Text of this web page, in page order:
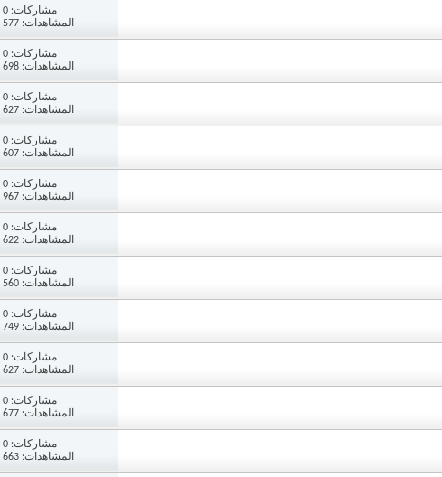
مشاركات: 0
المشاهدات: 577
مشاركات: 0
المشاهدات: 698
مشاركات: 0
المشاهدات: 627
مشاركات: 0
المشاهدات: 607
مشاركات: 0
المشاهدات: 967
مشاركات: 0
المشاهدات: 622
مشاركات: 0
المشاهدات: 560
مشاركات: 0
المشاهدات: 749
مشاركات: 0
المشاهدات: 627
مشاركات: 0
المشاهدات: 677
مشاركات: 0
المشاهدات: 663